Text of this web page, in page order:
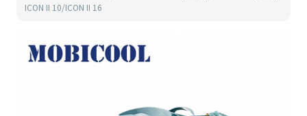
ICON II 10/ICON II 16